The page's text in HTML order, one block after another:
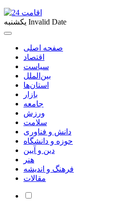
یکشنبه Invalid Date
صفحه اصلی
اقتصاد
سیاست
بین‌الملل
استان‌ها
بازار
جامعه
ورزش
سلامت
دانش و فناوری
حوزه و دانشگاه
دین و آیین
هنر
فرهنگ و اندیشه
مقالات